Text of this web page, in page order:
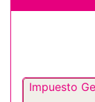
Impuesto